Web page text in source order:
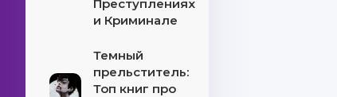
Преступлениях
и Криминале
Темный
прельститель:
Топ книг про